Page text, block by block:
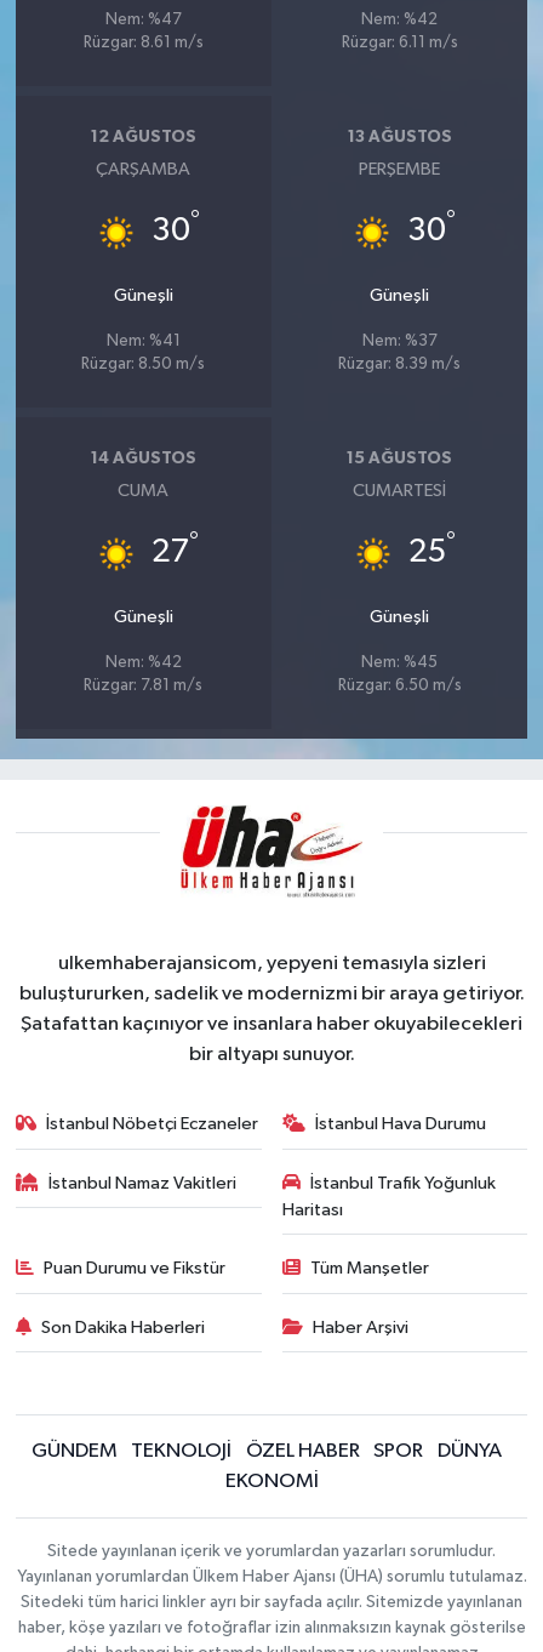
Nem: %47
Rüzgar: 8.61 m/s
Nem: %42
Rüzgar: 6.11 m/s
12 AĞUSTOS
ÇARŞAMBA
30°
Güneşli
Nem: %41
Rüzgar: 8.50 m/s
13 AĞUSTOS
PERŞEMBE
30°
Güneşli
Nem: %37
Rüzgar: 8.39 m/s
14 AĞUSTOS
CUMA
27°
Güneşli
Nem: %42
Rüzgar: 7.81 m/s
15 AĞUSTOS
CUMARTESI
25°
Güneşli
Nem: %45
Rüzgar: 6.50 m/s
ulkemhaberajansicom, yepyeni temasıyla sizleri
buluştururken, sadelik ve modernizmi bir araya getiriyor.
Şatafattan kaçınıyor ve insanlara haber okuyabilecekleri
bir altyapı sunuyor.
İstanbul Nöbetçi Eczaneler İstanbul Hava Durumu
İstanbul Namaz Vakitleri
İstanbul Trafik Yoğunluk
Haritası
Puan Durumu ve Fikstür Tüm Manşetler
Son Dakika Haberleri Haber Arşivi
GÜNDEM TEKNOLOJİ ÖZEL HABER SPOR
DÜNYA
EKONOMİ
Sitede yayınlanan içerik ve yorumlardan yazarları sorumludur.
Yayınlanan yorumlardan Ülkem Haber Ajansı (ÜHA) sorumlu tutulamaz.
Sitedeki tüm harici linkler ayrı bir sayfada açılır. Sitemizde yayınlanan
haber, köşe yazıları ve fotoğraflar izin alınmaksızın kaynak gösterilse